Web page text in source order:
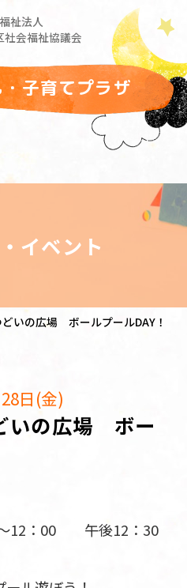
祉法人
社会福祉協議会
子育てプラザ
イベント
いの広場 ボールプールDAY！
日(金)
の広場 ボー
～12：00 午後12：30